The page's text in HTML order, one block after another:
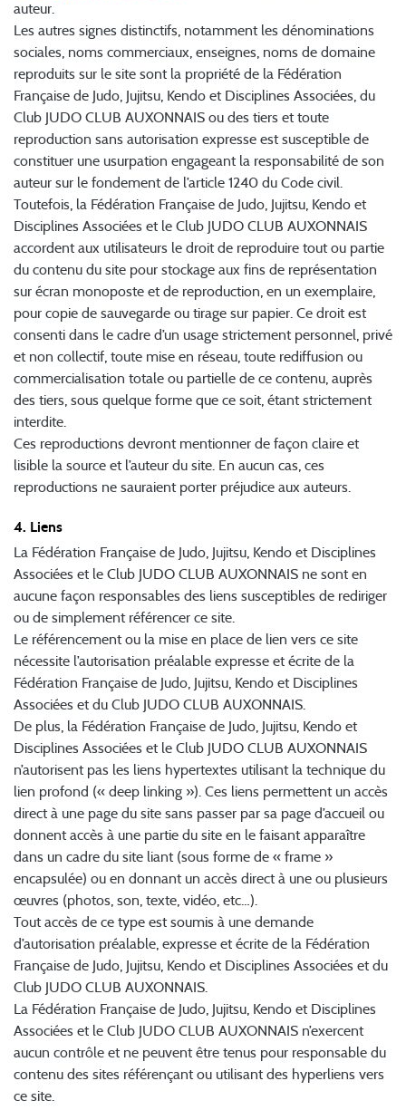
auteur.
Les autres signes distinctifs, notamment les dénominations
sociales, noms commerciaux, enseignes, noms de domaine
reproduits sur le site sont la propriété de la Fédération
Française de Judo, Jujitsu, Kendo et Disciplines Associées, du
Club JUDO CLUB AUXONNAIS ou des tiers et toute
reproduction sans autorisation expresse est susceptible de
constituer une usurpation engageant la responsabilité de son
auteur sur le fondement de l’article 1240 du Code civil.
Toutefois, la Fédération Française de Judo, Jujitsu, Kendo et
Disciplines Associées et le Club JUDO CLUB AUXONNAIS
accordent aux utilisateurs le droit de reproduire tout ou partie
du contenu du site pour stockage aux fins de représentation
sur écran monoposte et de reproduction, en un exemplaire,
pour copie de sauvegarde ou tirage sur papier. Ce droit est
consenti dans le cadre d’un usage strictement personnel, privé
et non collectif, toute mise en réseau, toute rediffusion ou
commercialisation totale ou partielle de ce contenu, auprès
des tiers, sous quelque forme que ce soit, étant strictement
interdite.
Ces reproductions devront mentionner de façon claire et
lisible la source et l’auteur du site. En aucun cas, ces
reproductions ne sauraient porter préjudice aux auteurs.
4. Liens
La Fédération Française de Judo, Jujitsu, Kendo et Disciplines
Associées et le Club JUDO CLUB AUXONNAIS ne sont en
aucune façon responsables des liens susceptibles de rediriger
ou de simplement référencer ce site.
Le référencement ou la mise en place de lien vers ce site
nécessite l’autorisation préalable expresse et écrite de la
Fédération Française de Judo, Jujitsu, Kendo et Disciplines
Associées et du Club JUDO CLUB AUXONNAIS.
De plus, la Fédération Française de Judo, Jujitsu, Kendo et
Disciplines Associées et le Club JUDO CLUB AUXONNAIS
n’autorisent pas les liens hypertextes utilisant la technique du
lien profond (« deep linking »). Ces liens permettent un accès
direct à une page du site sans passer par sa page d’accueil ou
donnent accès à une partie du site en le faisant apparaître
dans un cadre du site liant (sous forme de « frame »
encapsulée) ou en donnant un accès direct à une ou plusieurs
œuvres (photos, son, texte, vidéo, etc…).
Tout accès de ce type est soumis à une demande
d’autorisation préalable, expresse et écrite de la Fédération
Française de Judo, Jujitsu, Kendo et Disciplines Associées et du
Club JUDO CLUB AUXONNAIS.
La Fédération Française de Judo, Jujitsu, Kendo et Disciplines
Associées et le Club JUDO CLUB AUXONNAIS n’exercent
aucun contrôle et ne peuvent être tenus pour responsable du
contenu des sites référençant ou utilisant des hyperliens vers
ce site.